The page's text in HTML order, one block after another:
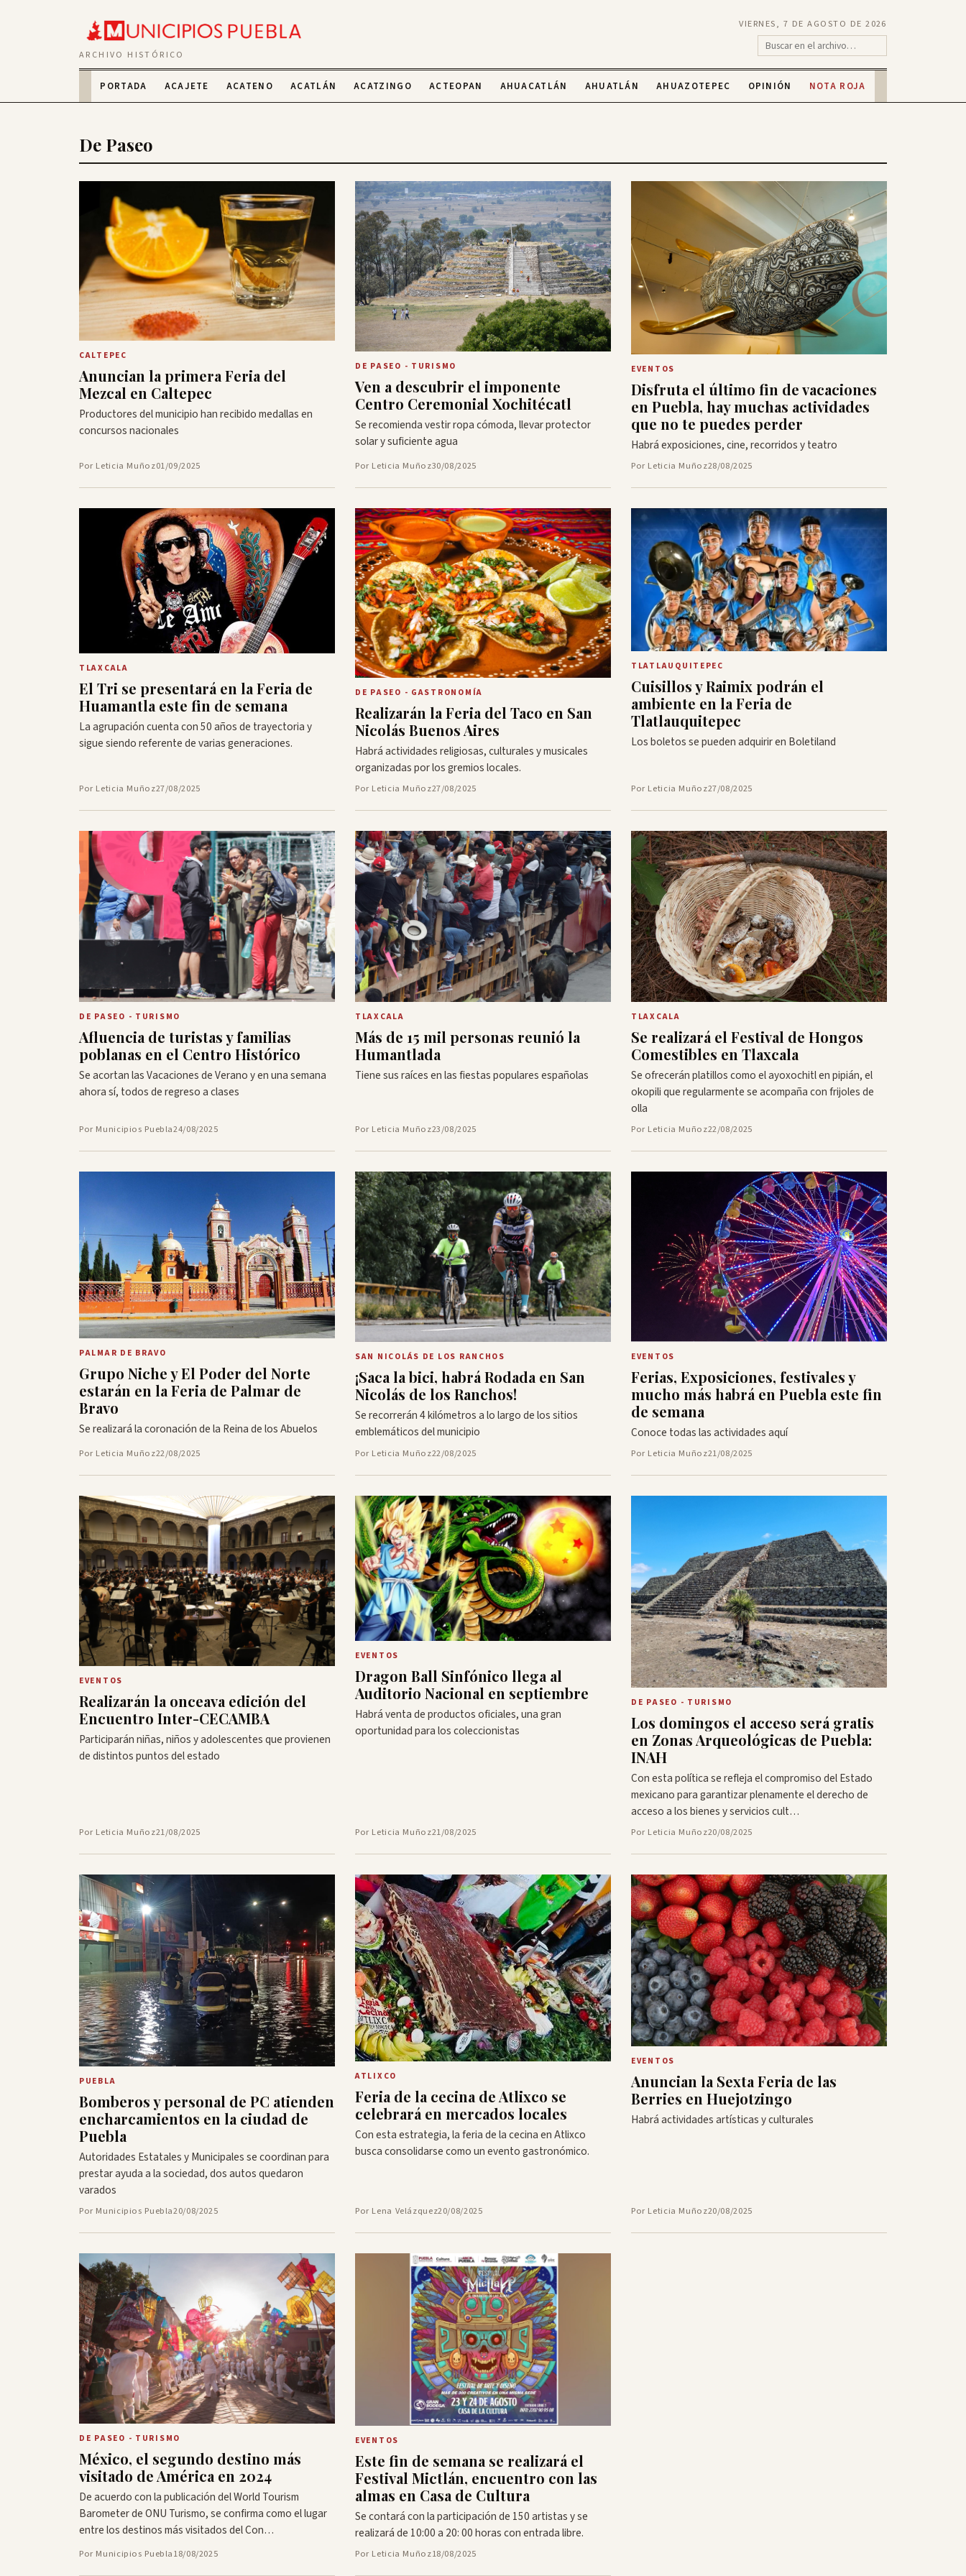
ARCHIVO HISTÓRICO
VIERNES, 7 DE AGOSTO DE 2026
PORTADA ACAJETE ACATENO ACATLÁN ACATZINGO ACTEOPAN AHUACATLÁN AHUATLÁN AHUAZOTEPEC OPINIÓN NOTA ROJA
De Paseo
CALTEPEC
Anuncian la primera Feria del
Mezcal en Caltepec
Productores del municipio han recibido medallas en
concursos nacionales
Por Leticia Muñoz01/09/2025
DE PASEO - TURISMO
Ven a descubrir el imponente
Centro Ceremonial Xochitécatl
Se recomienda vestir ropa cómoda, llevar protector
solar y suficiente agua
Por Leticia Muñoz30/08/2025
EVENTOS
Disfruta el último fin de vacaciones
en Puebla, hay muchas actividades
que no te puedes perder
Habrá exposiciones, cine, recorridos y teatro
Por Leticia Muñoz28/08/2025
TLAXCALA
El Tri se presentará en la Feria de
Huamantla este fin de semana
La agrupación cuenta con 50 años de trayectoria y
sigue siendo referente de varias generaciones.
Por Leticia Muñoz27/08/2025
DE PASEO - GASTRONOMÍA
Realizarán la Feria del Taco en San
Nicolás Buenos Aires
Habrá actividades religiosas, culturales y musicales
organizadas por los gremios locales.
Por Leticia Muñoz27/08/2025
TLATLAUQUITEPEC
Cuisillos y Raimix podrán el
ambiente en la Feria de
Tlatlauquitepec
Los boletos se pueden adquirir en Boletiland
Por Leticia Muñoz27/08/2025
DE PASEO - TURISMO
Afluencia de turistas y familias
poblanas en el Centro Histórico
Se acortan las Vacaciones de Verano y en una semana
ahora sí, todos de regreso a clases
Por Municipios Puebla24/08/2025
TLAXCALA
Más de 15 mil personas reunió la
Humantlada
Tiene sus raíces en las fiestas populares españolas
Por Leticia Muñoz23/08/2025
TLAXCALA
Se realizará el Festival de Hongos
Comestibles en Tlaxcala
Se ofrecerán platillos como el ayoxochitl en pipián, el
okopili que regularmente se acompaña con frijoles de
olla
Por Leticia Muñoz22/08/2025
PALMAR DE BRAVO
Grupo Niche y El Poder del Norte
estarán en la Feria de Palmar de
Bravo
Se realizará la coronación de la Reina de los Abuelos
Por Leticia Muñoz22/08/2025
SAN NICOLÁS DE LOS RANCHOS
¡Saca la bici, habrá Rodada en San
Nicolás de los Ranchos!
Se recorrerán 4 kilómetros a lo largo de los sitios
emblemáticos del municipio
Por Leticia Muñoz22/08/2025
EVENTOS
Ferias, Exposiciones, festivales y
mucho más habrá en Puebla este fin
de semana
Conoce todas las actividades aquí
Por Leticia Muñoz21/08/2025
EVENTOS
Realizarán la onceava edición del
Encuentro Inter-CECAMBA
Participarán niñas, niños y adolescentes que provienen
de distintos puntos del estado
Por Leticia Muñoz21/08/2025
EVENTOS
Dragon Ball Sinfónico llega al
Auditorio Nacional en septiembre
Habrá venta de productos oficiales, una gran
oportunidad para los coleccionistas
Por Leticia Muñoz21/08/2025
DE PASEO - TURISMO
Los domingos el acceso será gratis
en Zonas Arqueológicas de Puebla:
INAH
Con esta política se refleja el compromiso del Estado
mexicano para garantizar plenamente el derecho de
acceso a los bienes y servicios cult…
Por Leticia Muñoz20/08/2025
PUEBLA
Bomberos y personal de PC atienden
encharcamientos en la ciudad de
Puebla
Autoridades Estatales y Municipales se coordinan para
prestar ayuda a la sociedad, dos autos quedaron
varados
Por Municipios Puebla20/08/2025
ATLIXCO
Feria de la cecina de Atlixco se
celebrará en mercados locales
Con esta estrategia, la feria de la cecina en Atlixco
busca consolidarse como un evento gastronómico.
Por Lena Velázquez20/08/2025
EVENTOS
Anuncian la Sexta Feria de las
Berries en Huejotzingo
Habrá actividades artísticas y culturales
Por Leticia Muñoz20/08/2025
DE PASEO - TURISMO
México, el segundo destino más
visitado de América en 2024
De acuerdo con la publicación del World Tourism
Barometer de ONU Turismo, se confirma como el lugar
entre los destinos más visitados del Con…
Por Municipios Puebla18/08/2025
EVENTOS
Este fin de semana se realizará el
Festival Mictlán, encuentro con las
almas en Casa de Cultura
Se contará con la participación de 150 artistas y se
realizará de 10:00 a 20: 00 horas con entrada libre.
Por Leticia Muñoz18/08/2025